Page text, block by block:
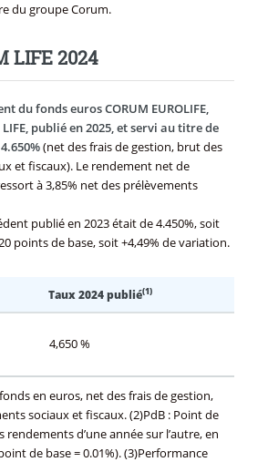
du groupe Corum.
LIFE 2024
du fonds euros CORUM EUROLIFE,
publié en 2025, et servi au titre de
(net des frais de gestion, brut des
et fiscaux). Le rendement net de
à 3,85% net des prélèvements
publié en 2023 était de 4.450%, soit
points de base, soit +4,49% de variation.
Taux 2024 publié(1)
4,650 %
en euros, net des frais de gestion,
sociaux et fiscaux. (2)PdB : Point de
rendements d’une année sur l’autre, en
de base = 0.01%). (3)Performance